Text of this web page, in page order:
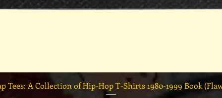
快速瀏覽
Tees: A Collection of Hip-Hop T-Shirts 1980-1999 Book